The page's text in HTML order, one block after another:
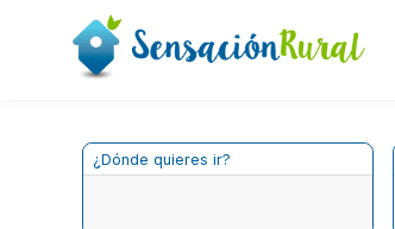
¿Dónde quieres ir?